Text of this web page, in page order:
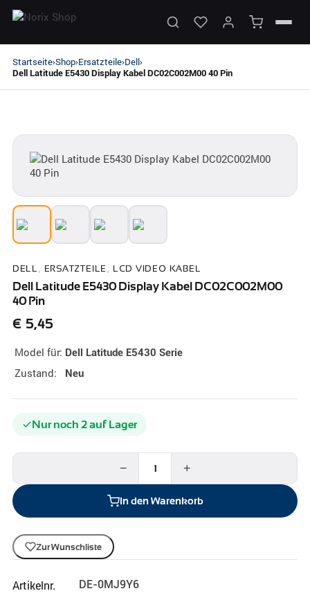
Startseite›Shop›Ersatzteile›Dell›
Dell Latitude E5430 Display Kabel DC02C002M00 40 Pin
DELL , ERSATZTEILE , LCD VIDEO KABEL
Dell Latitude E5430 Display Kabel DC02C002M00
40 Pin
€ 5,45
Model für: Dell Latitude E5430 Serie
Zustand: Neu
Nur noch 2 auf Lager
− +
In den Warenkorb
Zur Wunschliste
Artikelnr. DE-0MJ9Y6